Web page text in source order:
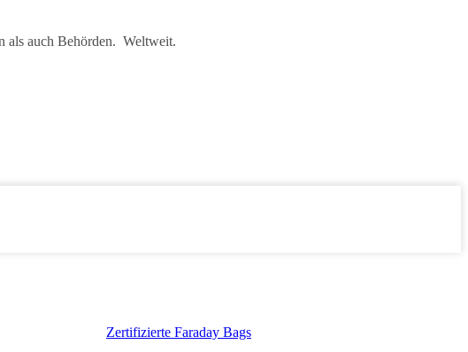
als auch Behörden. Weltweit.
Zertifizierte Faraday Bags